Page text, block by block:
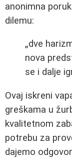
anonimna
dilemu:
„dve
nova
se i dalje
Ovaj iskreni
greškama u
kvalitetnom
potrebu za
dajemo